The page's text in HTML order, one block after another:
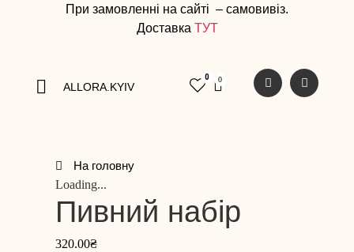
При замовленні на сайті – самовивіз.
Доставка ТУТ
ALLORA.KYIV
0
На головну
Loading...
Пивний набір
320.00₴